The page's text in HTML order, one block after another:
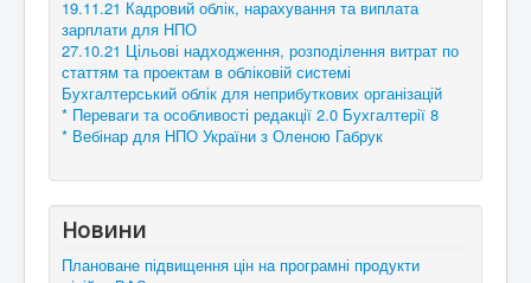
19.11.21 Кадровий облік, нарахування та виплата
зарплати для НПО
27.10.21 Цільові надходження, розподілення витрат по
статтям та проектам в обліковій системі
Бухгалтерський облік для неприбуткових організацій
* Переваги та особливості редакції 2.0 Бухгалтерії 8
* Вебінар для НПО України з Оленою Габрук
Новини
Плановане підвищення цін на програмні продукти